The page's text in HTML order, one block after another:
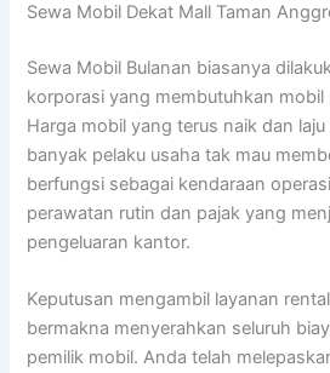
Sewa Mobil Dekat Mall Taman
Sewa Mobil Bulanan biasanya
korporasi yang membutuhkan mobil
Harga mobil yang terus naik dan
banyak pelaku usaha tak mau
berfungsi sebagai kendaraan
perawatan rutin dan pajak yang
pengeluaran kantor.
Keputusan mengambil layanan
bermakna menyerahkan seluruh
pemilik mobil. Anda telah